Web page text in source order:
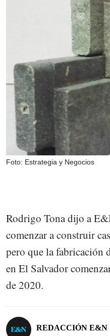
Foto: Estrategia y Negocios
Rodrigo Tona dijo a
comenzar a construir
pero que la fabricación
en El Salvador
de 2020.
REDACCIÓN E&N